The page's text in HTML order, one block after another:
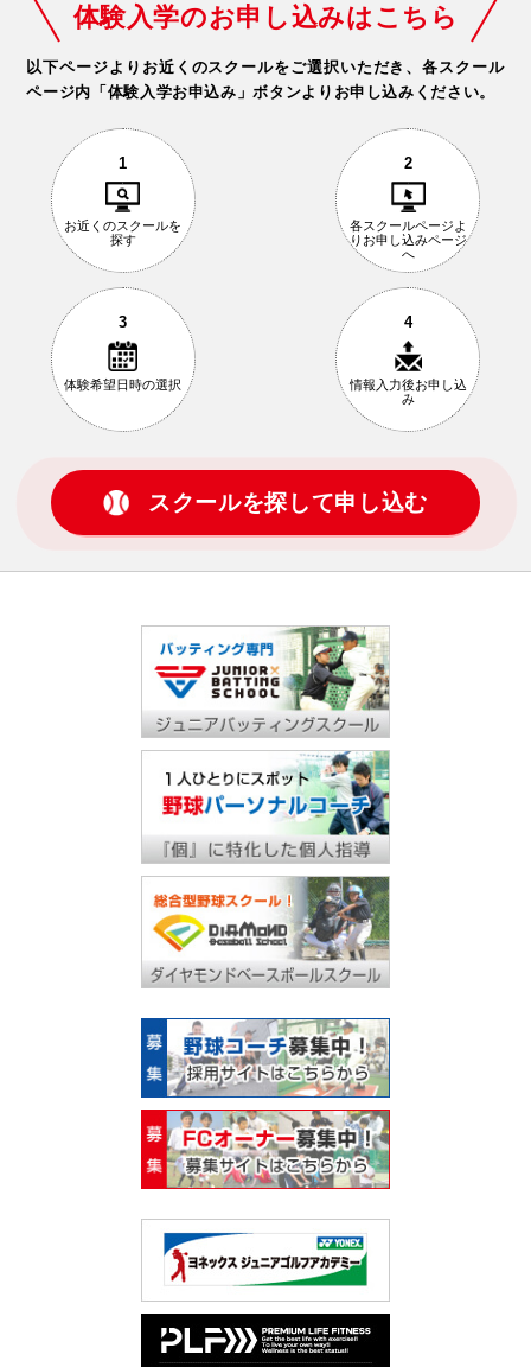
体験入学のお申し込みはこちら
以下ページよりお近くのスクールをご選択いただき、各スクール
ページ内「体験入学お申込み」ボタンよりお申し込みください。
1
お近くのスクールを
探す
2
各スクールページ よ
りお申し込みページ
へ
3
体験希望日時の選択
4
情報入力後お申し込
み
スクールを探して申し込む